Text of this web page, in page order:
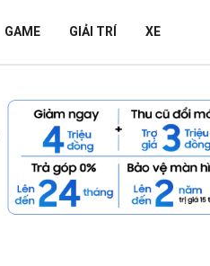
GAME GIẢI TRÍ XE